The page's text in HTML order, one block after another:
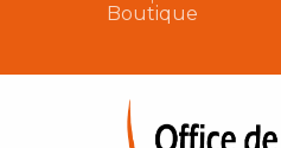
Boutique